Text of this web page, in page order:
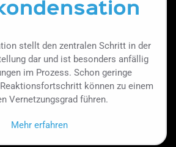
stellt den zentralen Schritt in der
dar und ist besonders anfällig
im Prozess. Schon geringe
können zu einem
Vernetzungsgrad führen.
Mehr erfahren